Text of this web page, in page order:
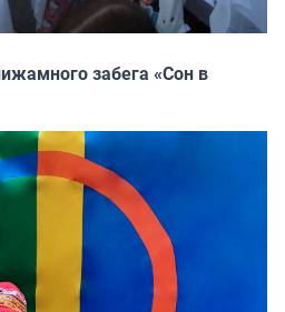
забега «Сон в